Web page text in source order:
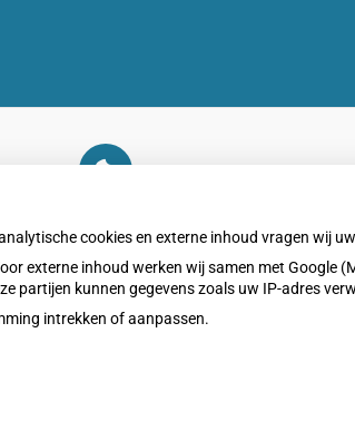
inhoud
die nodig is om dit te zien.
Cookie-instellingen wijzigen
cookies en externe inhoud vragen wij
externe inhoud werken wij samen met Google
partijen kunnen gegevens zoals uw IP-adres
intrekken of aanpassen.